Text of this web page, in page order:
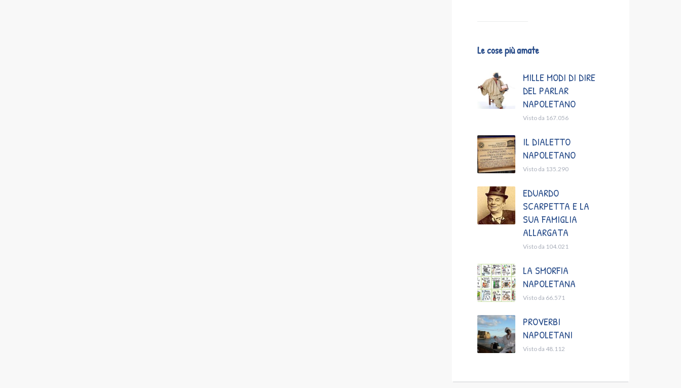
Le cose più amate
MILLE MODI DI DIRE
DEL PARLAR
NAPOLETANO
Visto da 167.056
IL DIALETTO
NAPOLETANO
Visto da 135.290
EDUARDO
SCARPETTA E LA
SUA FAMIGLIA
ALLARGATA
Visto da 104.021
LA SMORFIA
NAPOLETANA
Visto da 66.571
PROVERBI
NAPOLETANI
Visto da 48.112